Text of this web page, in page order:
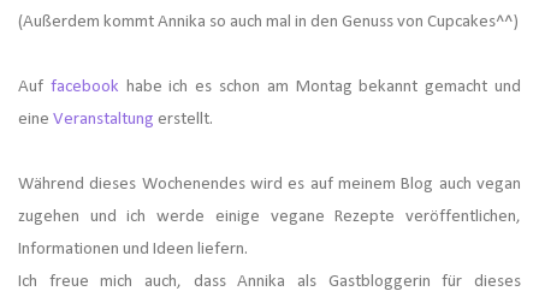
(Außerdem kommt Annika so auch mal in den Genuss von Cupcakes^^)
Auf facebook habe ich es schon am Montag bekannt gemacht und
eine Veranstaltung erstellt.
Während dieses Wochenendes wird es auf meinem Blog auch vegan
zugehen und ich werde einige vegane Rezepte veröffentlichen,
Informationen und Ideen liefern.
Ich freue mich auch, dass Annika als Gastbloggerin für dieses